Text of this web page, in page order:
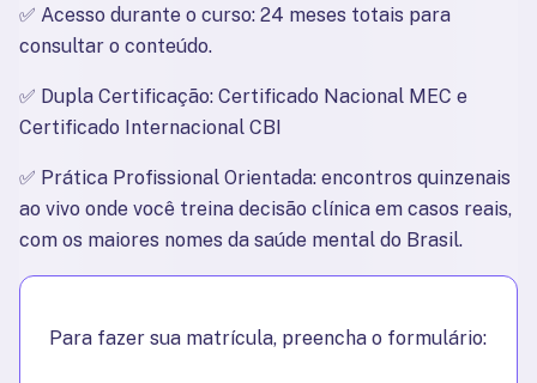
✅ Acesso durante o curso: 24 meses totais para
consultar o conteúdo.
✅ Dupla Certificação: Certificado Nacional MEC e
Certificado Internacional CBI
✅ Prática Profissional Orientada: encontros quinzenais
ao vivo onde você treina decisão clínica em casos reais,
com os maiores nomes da saúde mental do Brasil.
Para fazer sua matrícula, preencha o formulário: